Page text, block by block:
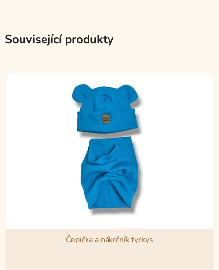
Související produkty
Čepička a nákrčník tyrkys